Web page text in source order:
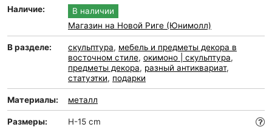
Наличие:
В наличии
Магазин на Новой Риге (Юнимолл)
В разделе: скульптура, мебель и предметы декора в
восточном стиле, окимоно | скульптура,
предметы декора, разный антиквариат,
статуэтки, подарки
Материалы: металл
Размеры: H-15 cm